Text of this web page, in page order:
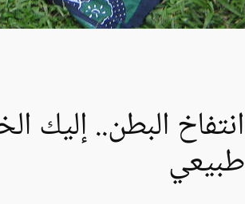
انتفاخ البطن.. إليك
طبيعي